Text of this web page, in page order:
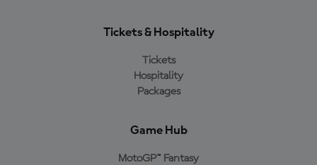
Tickets & Hospitality
Tickets
Hospitality
Packages
Game Hub
MotoGP™ Fantasy